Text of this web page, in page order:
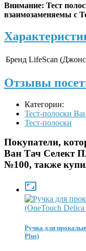
Внимание: Тест
взаимозаменяемы с
Бренд LifeScan
Отзывы
Категории:
Тест-полоски
Тест-полоски
Покупатели,
Ван Тач Селект
№100, также

Ручка для
Plus)